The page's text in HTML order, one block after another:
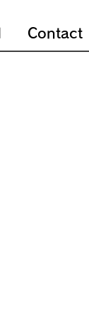
Contact